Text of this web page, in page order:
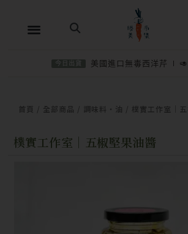
美國進口無毒西洋芹
首頁 全部商品 調味料・油 / 樸實工作室｜
樸實工作室｜五椒堅果油醬